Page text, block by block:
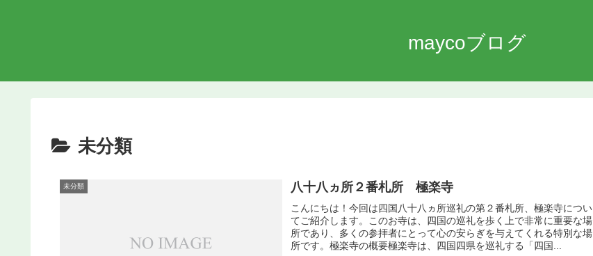
maycoブログ
未分類
未分類 八十八ヵ所２番札所 極楽寺
こんにちは！今回は四国八十八ヵ所巡礼の第２番札所、極楽寺につい
てご紹介します。このお寺は、四国の巡礼を歩く上で非常に重要な場
所であり、多くの参拝者にとって心の安らぎを与えてくれる特別な場
所です。極楽寺の概要極楽寺は、四国四県を巡礼する「四国...